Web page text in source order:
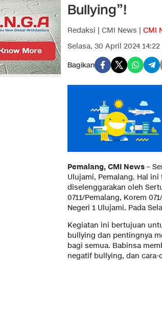
Bullying”!
Redaksi | CMI News | CMI
Selasa, 30 April 2024 14:22
Bagikan
Pemalang, CMI News –
Ulujami, Pemalang. Hal
diselenggarakan oleh
0711/Pemalang, Korem
Negeri 1 Ulujami. Pada
Kegiatan ini bertujuan
bullying dan pentingnya
bagi semua. Babinsa
negatif bullying, dan